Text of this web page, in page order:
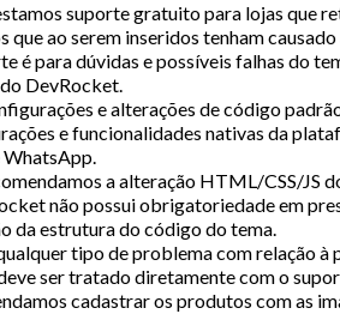
suporte gratuito para lojas que
que ao serem inseridos tenham
é para dúvidas e possíveis falhas do
DevRocket.
e alterações de código
e funcionalidades nativas da
WhatsApp.
a alteração HTML/CSS/JS
não possui obrigatoriedade em
da estrutura do código do tema.
tipo de problema com relação
ser tratado diretamente com o
cadastrar os produtos com as